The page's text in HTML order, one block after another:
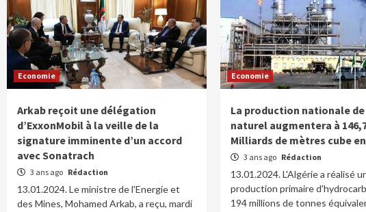
Economie
Arkab reçoit une délégation
d’ExxonMobil à la veille de la
signature imminente d’un accord
avec Sonatrach
3 ans ago Rédaction
13.01.2024. Le ministre de l'Energie et
des Mines, Mohamed Arkab, a reçu, mardi
Economie
La production nationale de
naturel augmentera à
Milliards de mètres cube en
3 ans ago Rédaction
13.01.2024. L'Algérie a réalisé
production primaire
194 millions de tonnes